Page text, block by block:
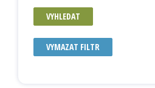
VYHLEDAT
VYMAZAT FILTR